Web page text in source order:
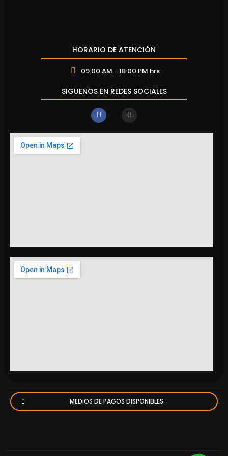
HORARIO DE ATENCIÓN
09:00 AM - 18:00 PM hrs
SIGUENOS EN REDES SOCIALES
MEDIOS DE PAGOS DISPONIBLES: